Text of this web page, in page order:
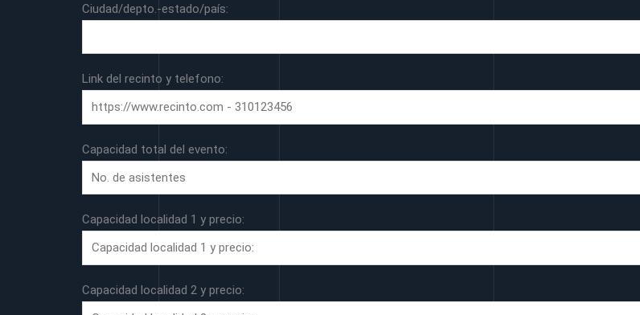
Ciudad/depto.-estado/país:
Link del recinto y telefono:
Capacidad total del evento:
Capacidad localidad 1 y precio:
Capacidad localidad 2 y precio: